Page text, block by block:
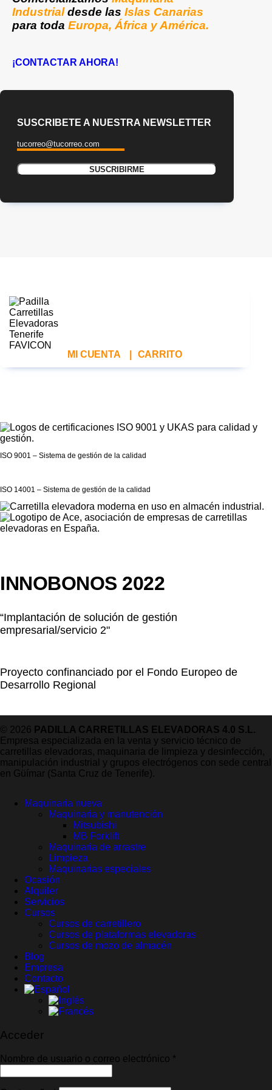
Industrialdesde las Islas Canarias
para toda Europa, África y América.
¡CONTACTAR AHORA!
SUSCRIBETE A NUESTRA NEWSLETTER
MI CUENTA CARRITO
ISO 9001 – Sistema de gestión de la calidad
ISO 14001 – Sistema de gestión de la calidad
INNOBONOS 2022
“Implantación de solución de gestión
empresarial/servicio 2"
Proyecto confinanciado por el Fondo Europeo de
Desarrollo Regional
© 2026 PADILLA CARRETILLAS ELEVADORAS 4.0 S.L.
Empresa especializada en la venta y servicio técnico de
carretillas elevadoras, maquinaria de limpieza y desinfección,
manipulación industrial y grupos electrógenos con sede central
en Güímar (Santa Cruz de Tenerife).
Maquinaria nueva
Maquinaria y manutención
Mitsubishi
MB Forklift
Maquinaria de arrastre
Limpieza
Maquinarias especiales
Ocasión
Alquiler
Servicios
Cursos
Cursos de carretillero
Cursos de plataformas elevadoras
Cursos de mozo de almacén
Blog
Empresa
Contacto
Acceder
Nombre de usuario o correo electrónico *